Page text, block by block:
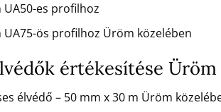
UA50-es profilhoz
UA75-ös profilhoz Üröm közelében
értékesítése
élvédő – 50 mm x 30 m Üröm